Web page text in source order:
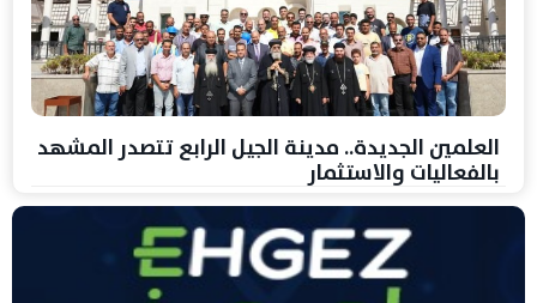
العلمين الجديدة.. مدينة الجيل الرابع تتصدر المشهد
بالفعاليات والاستثمار